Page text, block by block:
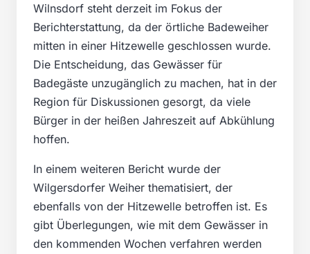
Wilnsdorf steht derzeit im Fokus der
Berichterstattung, da der örtliche Badeweiher
mitten in einer Hitzewelle geschlossen wurde.
Die Entscheidung, das Gewässer für
Badegäste unzugänglich zu machen, hat in der
Region für Diskussionen gesorgt, da viele
Bürger in der heißen Jahreszeit auf Abkühlung
hoffen.
In einem weiteren Bericht wurde der
Wilgersdorfer Weiher thematisiert, der
ebenfalls von der Hitzewelle betroffen ist. Es
gibt Überlegungen, wie mit dem Gewässer in
den kommenden Wochen verfahren werden